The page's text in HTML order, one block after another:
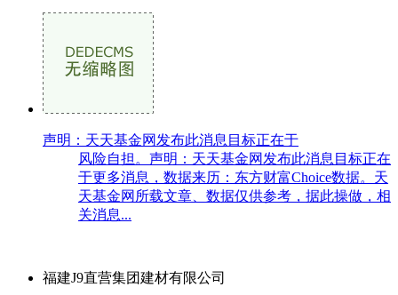
声明：天天基金网发布此消息目标正在于
风险自担。声明：天天基金网发布此消息目标正在
于更多消息，数据来历：东方财富Choice数据。天
天基金网所载文章、数据仅供参考，据此操做，相
关消息...
福建J9直营集团建材有限公司